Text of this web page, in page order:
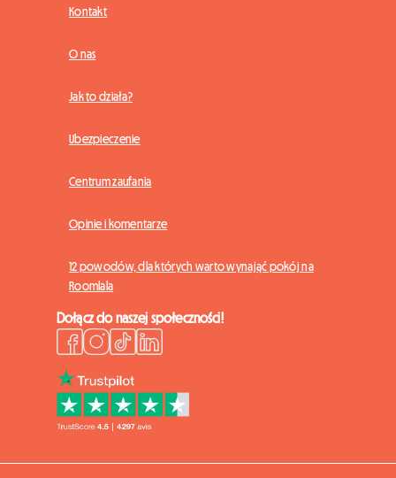
Kontakt
O nas
Jak to działa?
Ubezpieczenie
Centrum zaufania
Opinie i komentarze
12 powodów, dla których warto wynająć pokój na
Roomlala
Dołącz do naszej społeczności!